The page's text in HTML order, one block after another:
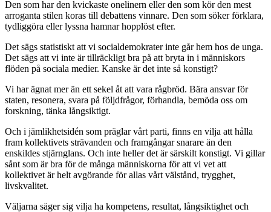
Den som har den kvickaste onelinern eller den som kör den mest
arroganta stilen koras till debattens vinnare. Den som söker förklara,
tydliggöra eller lyssna hamnar hopplöst efter.
Det sägs statistiskt att vi socialdemokrater inte går hem hos de unga.
Det sägs att vi inte är tillräckligt bra på att bryta in i människors
flöden på sociala medier. Kanske är det inte så konstigt?
Vi har ägnat mer än ett sekel åt att vara rågbröd. Bära ansvar för
staten, resonera, svara på följdfrågor, förhandla, bemöda oss om
forskning, tänka långsiktigt.
Och i jämlikhetsidén som präglar vårt parti, finns en vilja att hålla
fram kollektivets strävanden och framgångar snarare än den
enskildes stjärnglans. Och inte heller det är särskilt konstigt. Vi gillar
sånt som är bra för de många människorna för att vi vet att
kollektivet är helt avgörande för allas vårt välstånd, trygghet,
livskvalitet.
Väljarna säger sig vilja ha kompetens, resultat, långsiktighet och